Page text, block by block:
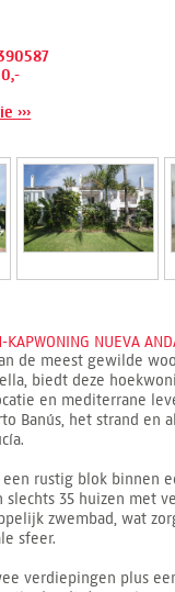
›››
KAPWONING NUEVA
de meest gewilde
biedt deze
en mediterrane
Banús, het strand en
rustig blok binnen
slechts 35 huizen met
zwembad, wat
sfeer.
verdiepingen plus